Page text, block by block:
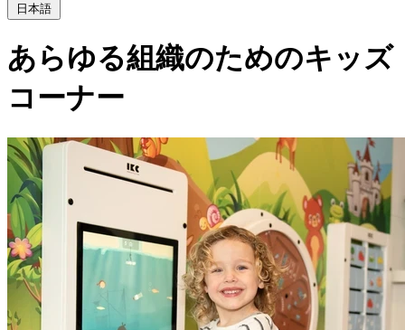
日本語
あらゆる組織のためのキッズ
コーナー